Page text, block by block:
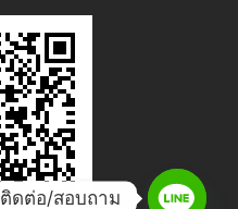
ติดต่อ/สอบถาม